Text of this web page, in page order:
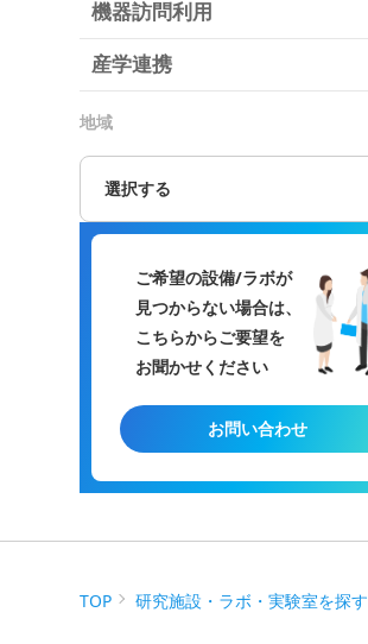
機器訪問利用
産学連携
地域
選択する
ご希望の設備/ラボが
見つからない場合は、
こちらからご要望を
お聞かせください
お問い合わせ
TOP 研究施設・ラボ・実験室を探す